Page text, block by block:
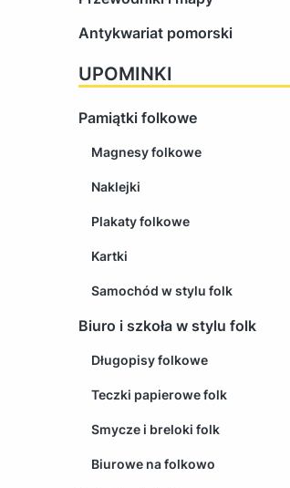
Antykwariat pomorski
UPOMINKI
Pamiątki folkowe
Magnesy folkowe
Naklejki
Plakaty folkowe
Kartki
Samochód w stylu folk
Biuro i szkoła w stylu folk
Długopisy folkowe
Teczki papierowe folk
Smycze i breloki folk
Biurowe na folkowo